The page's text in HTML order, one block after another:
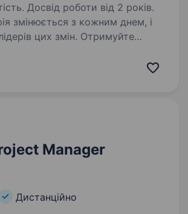
Досвід роботи від 2 років.
змінюється з кожним днем, і
цих змін. Отримуйте
які встановлюють стандарти
Manager
Дистанційно